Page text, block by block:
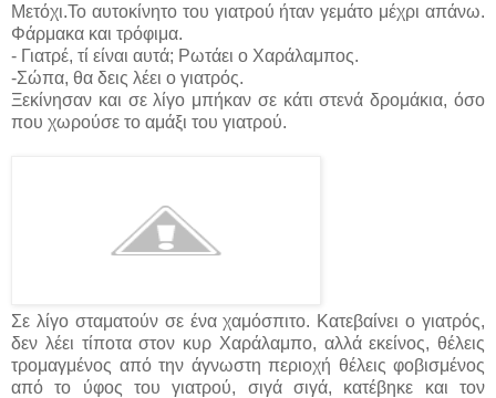
Μετόχι.Το αυτοκίνητο του γιατρού ήταν γεμάτο μέχρι απάνω.
Φάρμακα και τρόφιμα.
- Γιατρέ, τί είναι αυτά; Ρωτάει ο Χαράλαμπος.
-Σώπα, θα δεις λέει ο γιατρός.
Ξεκίνησαν και σε λίγο μπήκαν σε κάτι στενά δρομάκια, όσο
που χωρούσε το αμάξι του γιατρού.
Σε λίγο σταματούν σε ένα χαμόσπιτο. Κατεβαίνει ο γιατρός,
δεν λέει τίποτα στον κυρ Χαράλαμπο, αλλά εκείνος, θέλεις
τρομαγμένος από την άγνωστη περιοχή θέλεις φοβισμένος
από το ύφος του γιατρού, σιγά σιγά, κατέβηκε και τον